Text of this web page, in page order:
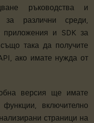
ръководства и
за различни среди,
приложения и SDK за
така да получите
ако имате нужда от
версия ще имате
включително
страници на